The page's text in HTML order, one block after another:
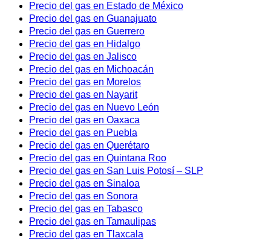
Precio del gas en Estado de México
Precio del gas en Guanajuato
Precio del gas en Guerrero
Precio del gas en Hidalgo
Precio del gas en Jalisco
Precio del gas en Michoacán
Precio del gas en Morelos
Precio del gas en Nayarit
Precio del gas en Nuevo León
Precio del gas en Oaxaca
Precio del gas en Puebla
Precio del gas en Querétaro
Precio del gas en Quintana Roo
Precio del gas en San Luis Potosí – SLP
Precio del gas en Sinaloa
Precio del gas en Sonora
Precio del gas en Tabasco
Precio del gas en Tamaulipas
Precio del gas en Tlaxcala